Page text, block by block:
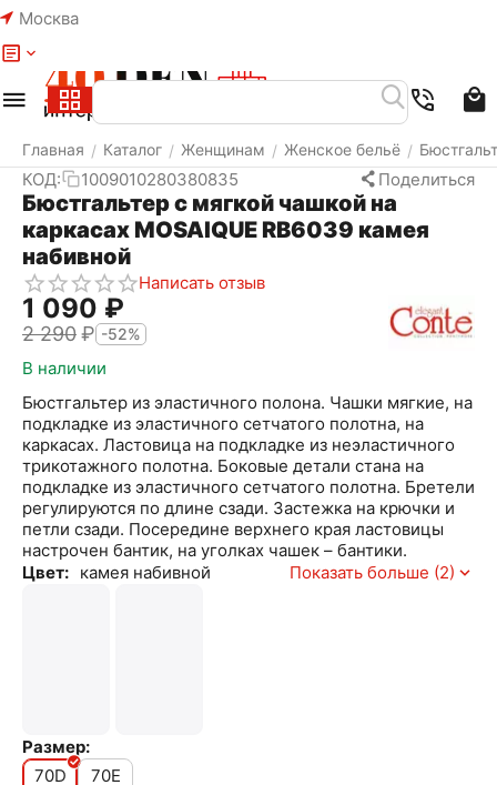
Москва
Главная / Каталог / Женщинам / Женское бельё /
КОД: 1009010280380835 Поделиться
Бюстгальтер с мягкой чашкой на
каркасах MOSAIQUE RB6039 камея
набивной
Написать отзыв
1 090 ₽
2 290₽ -52%
В наличии
Бюстгальтер из эластичного полона. Чашки мягкие, на
подкладке из эластичного сетчатого полотна, на
каркасах. Ластовица на подкладке из неэластичного
трикотажного полотна. Боковые детали стана на
подкладке из эластичного сетчатого полотна. Бретели
регулируются по длине сзади. Застежка на крючки и
петли сзади. Посередине верхнего края ластовицы
настрочен бантик, на уголках чашек – бантики.
Цвет: камея набивной Показать больше (2)
Размер:
70D
70E
Меню